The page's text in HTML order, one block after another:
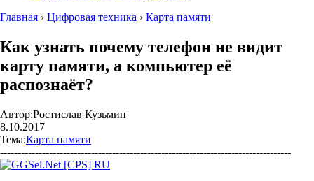
Главная › Цифровая техника › Карта памяти
Как узнать почему телефон не видит
карту памяти, а компьютер её
распознаёт?
Автор:Ростислав Кузьмин
8.10.2017
Тема:Карта памяти
-----------------------------------------------------------------------------------